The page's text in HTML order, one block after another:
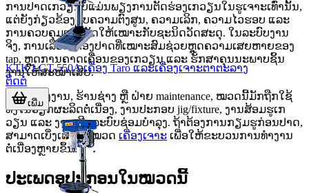
ການປາດເກວຽນບໍ່ແມ່ນພຽງການຕັດຮ່ອງເກວຽນໃນຮູເຈາະເທົ່ານັ້ນ,
ແຕ່ຍັງກ່ຽວຂ້ອງກັບຄວາມຕົງສູນ, ຄວາມເລິກ, ຄວາມໄວຮອບ ແລະ
ການຄວບຄຸມແຮງຕັດໃຫ້ເໝາະກັບຊະນິດວັດສະດຸ. ໃນລະບົບງານ
ຈິງ, ການເລືອກເຄື່ອງປາດທີ່ເໝາະສົມຊ່ວຍຫຼຸດຄວາມເສຍຫາຍຂອງ
tap, ຫຼຸດການຄາດເຄື່ອນຂອງເກວຽນ ແລະ ຮັກສາຄຸນນະພາບຊິ້ນ
ງານໃຫ້ສະໝໍາເສີຍ.
ສໍາລັບໂຮງງານ, ຮ້ານຊ່າງ ຫຼື ຝ່າຍ maintenance, ໝວດນີ້ມັກຖືກໃຊ້
ທັງໃນວຽກຜະລິດຕໍ່ເນື່ອງ, ງານປະກອບ jig/fixture, ງານສ້ອມຮູເກ
ວຽນ ແລະ ງານເຕີມລະບົບຊ່ອມບໍາລຸງ. ຖ້າຕ້ອງການກຽມຮູກ່ອນປາດ,
ສາມາດເບິ່ງເພີ່ມໃນໝວດ ເຄື່ອງເຈາະ ເພື່ອໃຫ້ຂະບວນການທໍາງານ
ຕໍ່ເນື່ອງຫຼາຍຂຶ້ນ.
ປະເພດອຸປະກອນໃນໝວດນີ້
KTK LGT-550A ເຄື່ອງ Taro ແລະເຄື່ອງເຈາະຕາຕະລາງ
ຕິດຕໍ່
ເພີ່ມ